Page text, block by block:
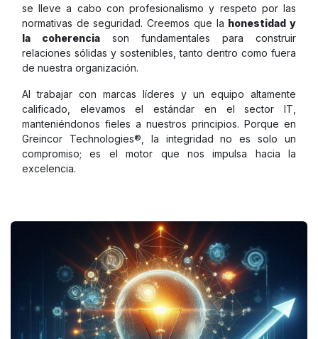
se lleve a cabo con profesionalismo y respeto por las
normativas de seguridad. Creemos que la honestidad y
la coherencia son fundamentales para construir
relaciones sólidas y sostenibles, tanto dentro como fuera
de nuestra organización.
Al trabajar con marcas líderes y un equipo altamente
calificado, elevamos el estándar en el sector IT,
manteniéndonos fieles a nuestros principios. Porque en
Greincor Technologies®, la integridad no es solo un
compromiso; es el motor que nos impulsa hacia la
excelencia.